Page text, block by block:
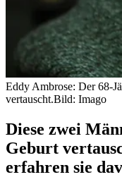
Eddy Ambrose: Der 68-
vertauscht.Bild: Imago
Diese zwei
Geburt
erfahren sie